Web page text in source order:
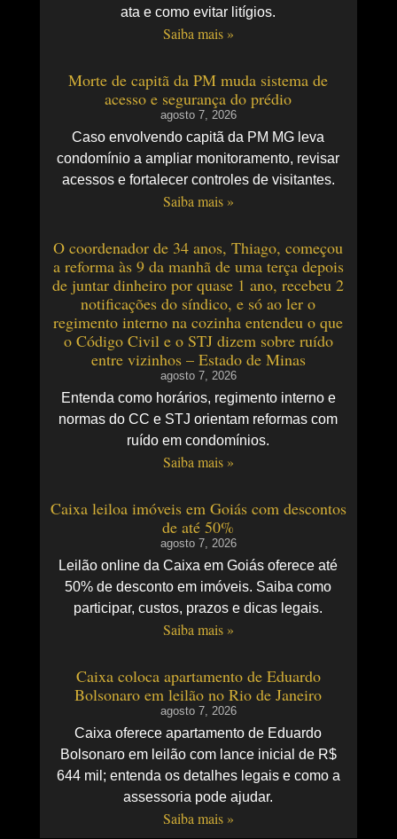
ata e como evitar litígios.
Saiba mais »
Morte de capitã da PM muda sistema de
acesso e segurança do prédio
agosto 7, 2026
Caso envolvendo capitã da PM MG leva
condomínio a ampliar monitoramento, revisar
acessos e fortalecer controles de visitantes.
Saiba mais »
O coordenador de 34 anos, Thiago, começou
a reforma às 9 da manhã de uma terça depois
de juntar dinheiro por quase 1 ano, recebeu 2
notificações do síndico, e só ao ler o
regimento interno na cozinha entendeu o que
o Código Civil e o STJ dizem sobre ruído
entre vizinhos – Estado de Minas
agosto 7, 2026
Entenda como horários, regimento interno e
normas do CC e STJ orientam reformas com
ruído em condomínios.
Saiba mais »
Caixa leiloa imóveis em Goiás com descontos
de até 50%
agosto 7, 2026
Leilão online da Caixa em Goiás oferece até
50% de desconto em imóveis. Saiba como
participar, custos, prazos e dicas legais.
Saiba mais »
Caixa coloca apartamento de Eduardo
Bolsonaro em leilão no Rio de Janeiro
agosto 7, 2026
Caixa oferece apartamento de Eduardo
Bolsonaro em leilão com lance inicial de R$
644 mil; entenda os detalhes legais e como a
assessoria pode ajudar.
Saiba mais »